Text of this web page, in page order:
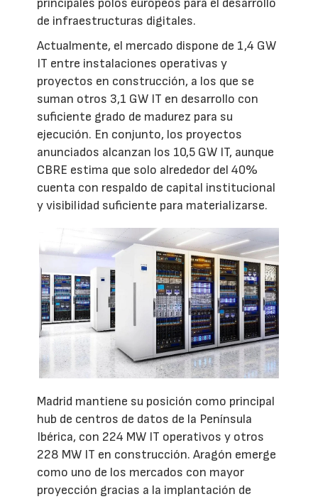
de infraestructuras digitales.
Actualmente, el mercado dispone de 1,4 GW
IT entre instalaciones operativas y
proyectos en construcción, a los que se
suman otros 3,1 GW IT en desarrollo con
suficiente grado de madurez para su
ejecución. En conjunto, los proyectos
anunciados alcanzan los 10,5 GW IT, aunque
CBRE estima que solo alrededor del 40%
cuenta con respaldo de capital institucional
y visibilidad suficiente para materializarse.
Madrid mantiene su posición como principal
hub de centros de datos de la Península
Ibérica, con 224 MW IT operativos y otros
228 MW IT en construcción. Aragón emerge
como uno de los mercados con mayor
proyección gracias a la implantación de